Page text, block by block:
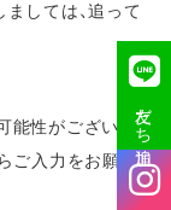
しては、追って
能性がございま
ご入力をお願い
友だち追加